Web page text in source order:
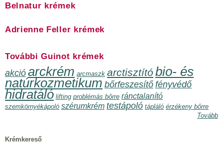
Belnatur krémek
Adrienne Feller krémek
További Guinot krémek
akció arckrém arcmaszk arctisztító bio- és
natúrkozmetikum bőrfeszesítő fényvédő
hidratáló lifting problémás bőrre ránctalanító
szemkörnyékápoló szérumkrém testápoló tápláló érzékeny bőrre
Tovább
Krémkereső